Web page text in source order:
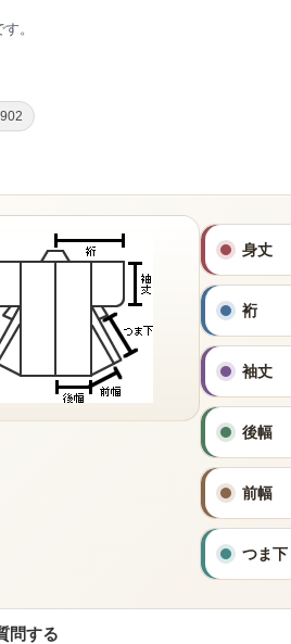
。
身丈
裄
袖丈
後幅
前幅
つま下
問する